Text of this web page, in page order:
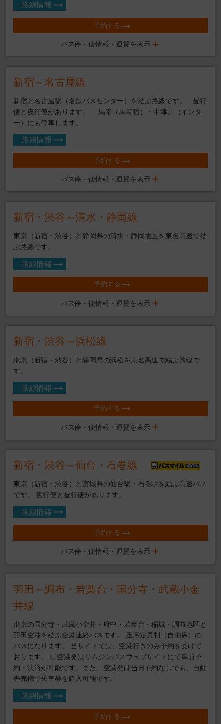
路線情報
予約する
バス停・便情報・運賃を表示
新宿～名古屋線
新宿と名古屋駅（名鉄バスセンター）を結ぶ路線です。 昼行
便と夜行便があります。 馬篭（馬篭宿）・中津川（インタ
ー）にも停車します。
路線情報
予約する
バス停・便情報・運賃を表示
新宿・渋谷～清水・静岡線
東京（新宿・渋谷）と静岡県の清水・静岡地区を東名高速で結
ぶ路線です。
路線情報
予約する
バス停・便情報・運賃を表示
新宿・渋谷～浜松線
東京（新宿・渋谷）と静岡県の浜松を東名高速で結ぶ路線で
す。
路線情報
予約する
バス停・便情報・運賃を表示
新宿・渋谷～仙台・石巻線
東京（新宿・渋谷）と宮城県の仙台駅・石巻駅を結ぶ高速バス
です。 夜行便と昼行便があります。
路線情報
予約する
バス停・便情報・運賃を表示
羽田～調布・若葉台・国分寺・武蔵小金
井線
東京の国分寺・武蔵小金井・府中・若葉台・稲城・調布地区と
羽田空港を結ぶ空港連絡バスです。 座席定員制（自由席）の
バスになります。 当サイトでは、空港行きのみ予約を受けて
おります。 〇空港発はリムジンバスウェブサイトにて事前予
約・決済が可能です。また、空港発は当日予約なしでも、自動
券売機で乗車券を購入可能です。
路線情報
予約する